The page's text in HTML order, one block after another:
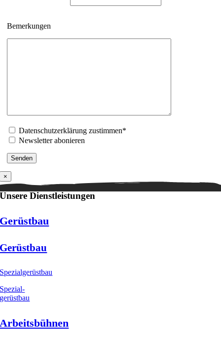
Bemerkungen
Datenschutzerklärung zustimmen*
Newsletter abonieren
×
Unsere Dienstleistungen
Gerüstbau
Gerüstbau
Spezialgerüstbau
Spezial-
gerüstbau
Arbeitsbühnen